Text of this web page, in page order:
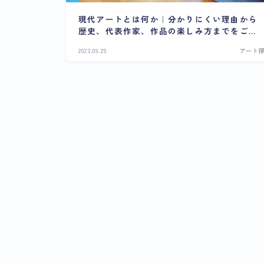
現代アートとは何か｜分かりにくい理由から
歴史、代表作家、作品の楽しみ方までをご紹
2023.09.29 アート